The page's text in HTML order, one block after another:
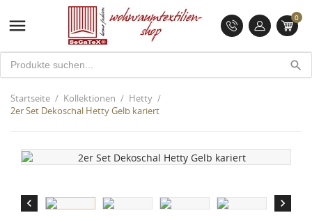
 0
search
Startseite Kollektionen
Hetty
2er Set Dekoschal Hetty Gelb kariert
 